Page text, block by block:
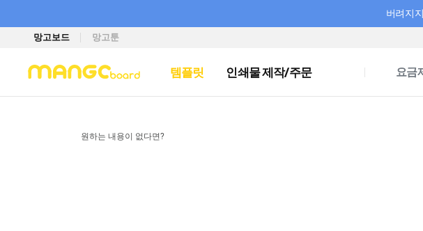
버려지
망고보드 망고툰
템플릿 인쇄물 제작/주문 요금
원하는 내용이 없다면?